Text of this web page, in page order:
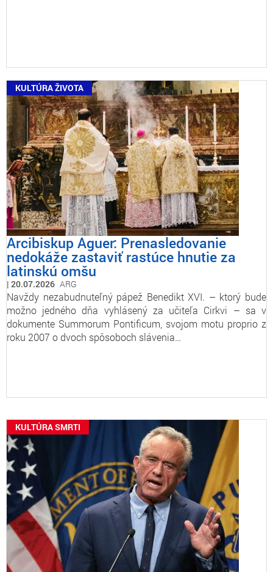
KULTÚRA ŽIVOTA
Arcibiskup Aguer: Prenasledovanie
nedokáže zastaviť rastúce hnutie za
latinskú omšu
20.07.2026 ARG
Navždy nezabudnuteľný pápež Benedikt XVI. – ktorý bude
možno jedného dňa vyhlásený za učiteľa Cirkvi – sa v
dokumente Summorum Pontificum, svojom motu proprio z
roku 2007 o dvoch spôsoboch slávenia…
KULTÚRA SMRTI